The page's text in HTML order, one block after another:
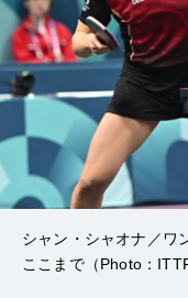
シャン・シャオナ／ワ
ここまで（Photo：